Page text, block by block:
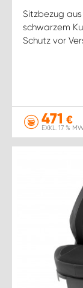
Sitzbezug
schwarzem
Schutz vor
471 €
EXKL. 17 %